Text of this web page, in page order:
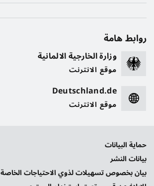
روابط هامة
وزارة الخارجية الالمانية
موقع الانترنت
Deutschland.de
موقع الانترنت
حماية البيانات
بيانات النشر
بيان بخصوص تسهيلات لذوي الاحتياجات الخاصة